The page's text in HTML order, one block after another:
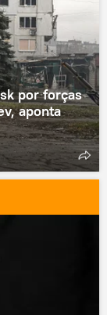
por forças
aponta